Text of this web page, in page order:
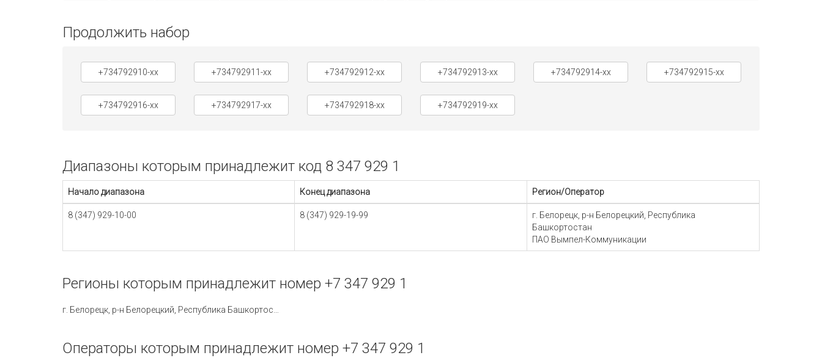
Продолжить набор
+734792910-xx +734792911-xx +734792912-xx +734792913-xx +734792914-xx +734792915-xx
+734792916-xx +734792917-xx +734792918-xx +734792919-xx
Диапазоны которым принадлежит код 8 347 929 1
Начало диапазона Конец диапазона Регион/Оператор
8 (347) 929-10-00 8 (347) 929-19-99
г. Белорецк, р-н Белорецкий, Республика
Башкортостан
ПАО Вымпел-Коммуникации
Регионы которым принадлежит номер +7 347 929 1
Операторы которым принадлежит номер +7 347 929 1